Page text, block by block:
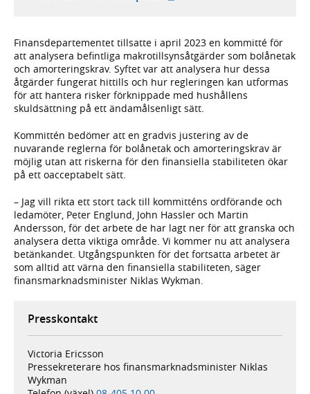
Finansdepartementet tillsatte i april 2023 en kommitté för
att analysera befintliga makrotillsynsåtgärder som bolånetak
och amorteringskrav. Syftet var att analysera hur dessa
åtgärder fungerat hittills och hur regleringen kan utformas
för att hantera risker förknippade med hushållens
skuldsättning på ett ändamålsenligt sätt.
Kommittén bedömer att en gradvis justering av de
nuvarande reglerna för bolånetak och amorteringskrav är
möjlig utan att riskerna för den finansiella stabiliteten ökar
på ett oacceptabelt sätt.
– Jag vill rikta ett stort tack till kommitténs ordförande och
ledamöter, Peter Englund, John Hassler och Martin
Andersson, för det arbete de har lagt ner för att granska och
analysera detta viktiga område. Vi kommer nu att analysera
betänkandet. Utgångspunkten för det fortsatta arbetet är
som alltid att värna den finansiella stabiliteten, säger
finansmarknadsminister Niklas Wykman.
Presskontakt
Victoria Ericsson
Pressekreterare hos finansmarknadsminister Niklas
Wykman